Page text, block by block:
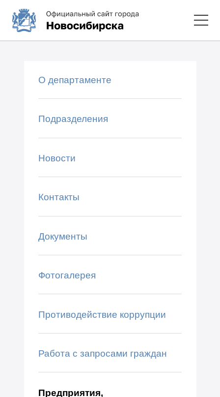
О департаменте
Подразделения
Новости
Контакты
Документы
Фотогалерея
Противодействие коррупции
Работа с запросами граждан
Предприятия,